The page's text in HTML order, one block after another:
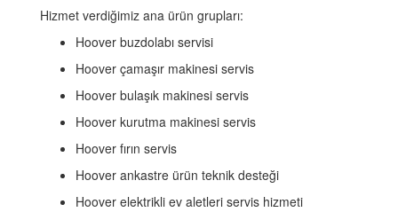
Hizmet verdiğimiz ana ürün grupları:
Hoover buzdolabı servisi
Hoover çamaşır makinesi servis
Hoover bulaşık makinesi servis
Hoover kurutma makinesi servis
Hoover fırın servis
Hoover ankastre ürün teknik desteği
Hoover elektrikli ev aletleri servis hizmeti